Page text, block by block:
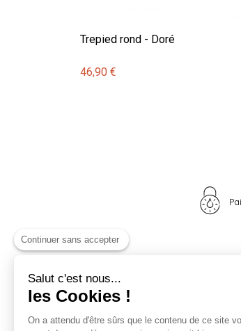
Trepied rond - Doré
46,90 €
Nos univers
Continuer sans accepter
Salut c'est nous...
les Cookies !
On a attendu d'être sûrs que le contenu de ce site